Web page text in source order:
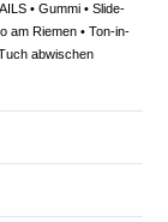
• Gummi • Slide-
am Riemen • Ton-in-
abwischen